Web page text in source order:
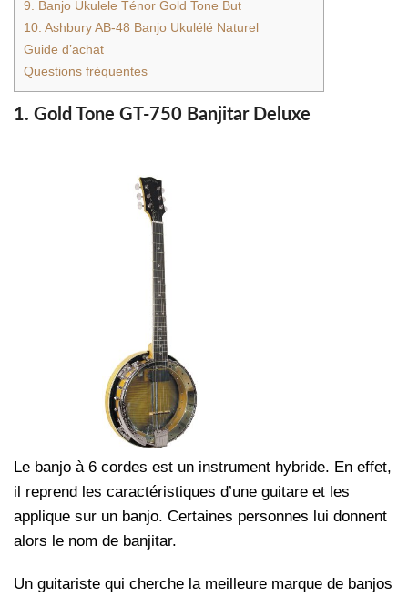
9. Banjo Ukulele Ténor Gold Tone But
10. Ashbury AB-48 Banjo Ukulélé Naturel
Guide d’achat
Questions fréquentes
1. Gold Tone GT-750 Banjitar Deluxe
Le banjo à 6 cordes est un instrument hybride. En effet,
il reprend les caractéristiques d’une guitare et les
applique sur un banjo. Certaines personnes lui donnent
alors le nom de banjitar.
Un guitariste qui cherche la meilleure marque de banjos